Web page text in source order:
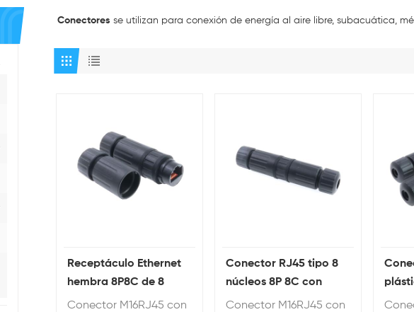
Conectores se utilizan para conexión de energía al aire libre, subacuática,
Receptáculo Ethernet
hembra 8P8C de 8
núcleos Cat5e Cat6A
Conector M16RJ45 con
Conector RJ45 tipo 8
núcleos 8P 8C con
cable LAN
Conector M16RJ45 con
para